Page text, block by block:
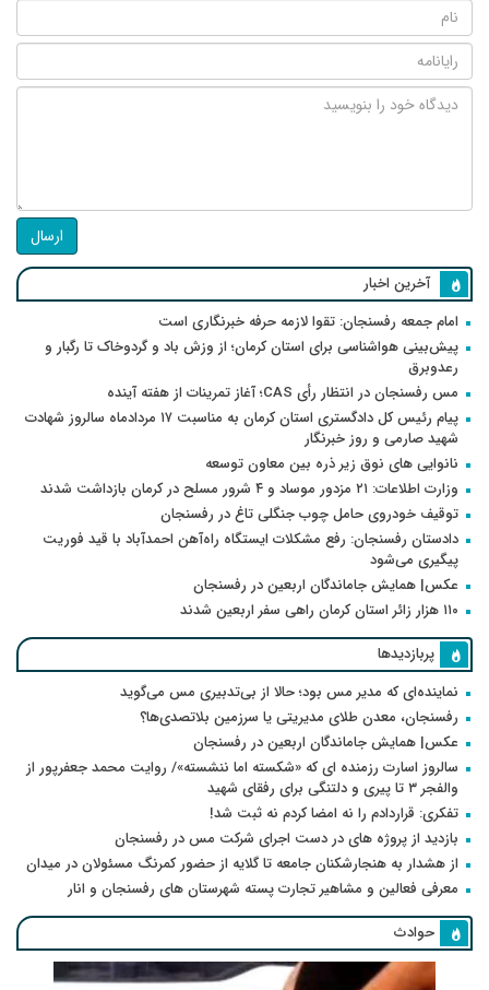
ارسال
آخرین اخبار
امام جمعه رفسنجان: تقوا لازمه حرفه خبرنگاری است
پیش‌بینی هواشناسی برای استان کرمان؛ از وزش باد و گردوخاک تا رگبار و
رعدوبرق
مس رفسنجان در انتظار رأی CAS؛ آغاز تمرینات از هفته آینده
پیام رئیس کل دادگستری استان کرمان به مناسبت ۱۷ مردادماه سالروز شهادت
شهید صارمی و روز خبرنگار
نانوایی های نوق زیر ذره بین معاون توسعه
وزارت اطلاعات: ۲۱ مزدور موساد و ۴ شرور مسلح در کرمان بازداشت شدند
توقیف خودروی حامل چوب جنگلی تاغ در رفسنجان
دادستان رفسنجان: رفع مشکلات ایستگاه راه‌آهن احمدآباد با قید فوریت
پیگیری می‌شود
عکس| همایش جاماندگان اربعین در رفسنجان
۱۱۰ هزار زائر استان کرمان راهی سفر اربعین شدند
پربازدیدها
نماینده‌ای که مدیر مس بود؛ حالا از بی‌تدبیری مس می‌گوید
رفسنجان، معدن طلای مدیریتی یا سرزمین بلاتصدی‌ها؟
عکس| همایش جاماندگان اربعین در رفسنجان
سالروز اسارت رزمنده ای که «شکسته اما ننشسته»/ روایت محمد جعفرپور از
والفجر ۳ تا پیری و دلتنگی برای رفقای شهید
تفکری: قراردادم را نه امضا کردم نه ثبت شد!
بازدید از پروژه های در دست اجرای شرکت مس در رفسنجان
از هشدار به هنجارشکنان جامعه تا گلایه از حضور کمرنگ مسئولان در میدان
معرفی فعالین و مشاهیر تجارت پسته شهرستان های رفسنجان و انار
حوادث